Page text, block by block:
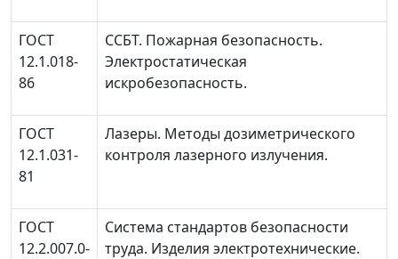
ГОСТ
12.1.018-
86
ССБТ. Пожарная безопасность.
Электростатическая
искробезопасность.
ГОСТ
12.1.031-
81
Лазеры. Методы дозиметрического
контроля лазерного излучения.
ГОСТ
12.2.007.0-
Система стандартов безопасности
труда. Изделия электротехнические.